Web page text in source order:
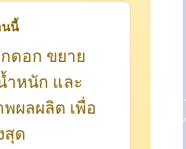
นนี้
ดอก ขยาย
ำหนัก และ
ผลผลิต เพื่อ
สุด